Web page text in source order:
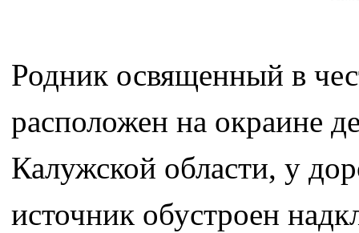
Родник освященный в
расположен на окраине
Калужской области, у
источник обустроен